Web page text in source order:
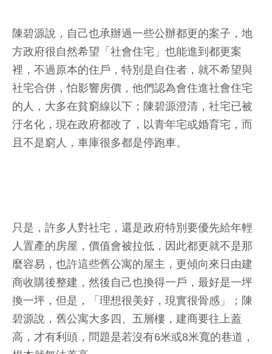
陳碧源說，自己也承辦過一些公辦都更的案子，地
方政府很自然希望「社會住宅」也能進到都更案
裡，不過原本的住戶，特別是自住者，就不希望與
社宅合併，怕影響房價，他們認為會住進社會住宅
的人，大多在貧窮線以下；陳碧源澄清，社宅已被
汙名化，現在政府都改了，以青年宅或婚育宅，而
且不是窮人，車庫很多都是停跑車。
只是，許多人對社宅，還是政府特別要優先給年輕
人置產的房屋，價值會被拉低，因此都更就不是那
麼容易，也許這些舊公寓的屋主，更傾向來日由建
商收購後整建，然後自己也換得一戶，最好是一坪
換一坪，但是，「理想很美好，現實很骨感」；陳
碧源說，舊公寓大多四、五層樓，建商要往上蓋
高，才有利頭，問題是若沒有6米或8米寬的巷道，